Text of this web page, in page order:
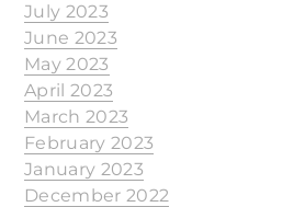
July 2023
June 2023
May 2023
April 2023
March 2023
February 2023
January 2023
December 2022